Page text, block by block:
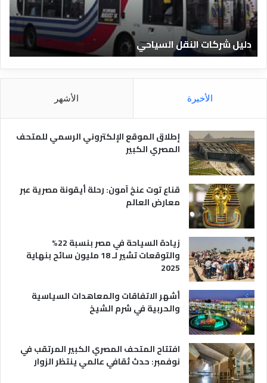
ك
ا
ت
ل
ن
ق
ل
س
ح
ي
دليل شركات النقل السياحي
ا
ر
الأخيرة الأشهر
إطلاق الموقع الإلكتروني الرسمي للمتحف
المصري الكبير
قناع توت عنخ آمون: رحلة أيقونة مصرية عبر
معارض العالم
زيادة السياحة في مصر بنسبة 22%
والتوقعات تشير لـ 18 مليون سائح بنهاية
2025
أشهر الاتفاقات والمعاهدات السياسية
والحربية في شرم الشيخ
افتتاح المتحف المصري الكبير المرتقب في
نوفمبر: حدث ثقافي عالمي ينتظر الزوار